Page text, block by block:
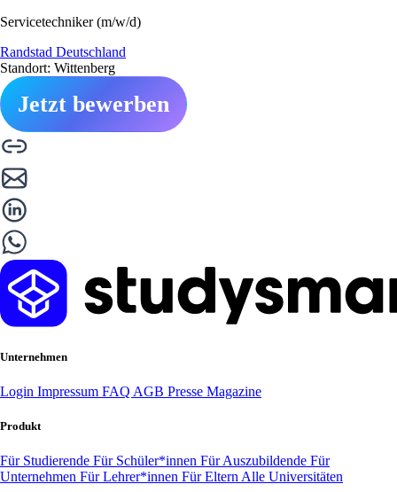
Servicetechniker (m/w/d)
Randstad Deutschland
Standort: Wittenberg
Jetzt bewerben
Unternehmen
Login Impressum FAQ AGB Presse Magazine
Produkt
Für Studierende Für Schüler*innen Für Auszubildende Für
Unternehmen Für Lehrer*innen Für Eltern Alle Universitäten